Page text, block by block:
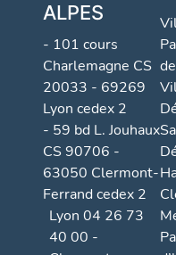
ALPES
- 101 cours
Charlemagne CS
20033 - 69269
Lyon cedex 2
- 59 bd L. Jouhaux
CS 90706 -
63050 Clermont-
Ferrand cedex 2
Lyon 04 26 73
40 00 -